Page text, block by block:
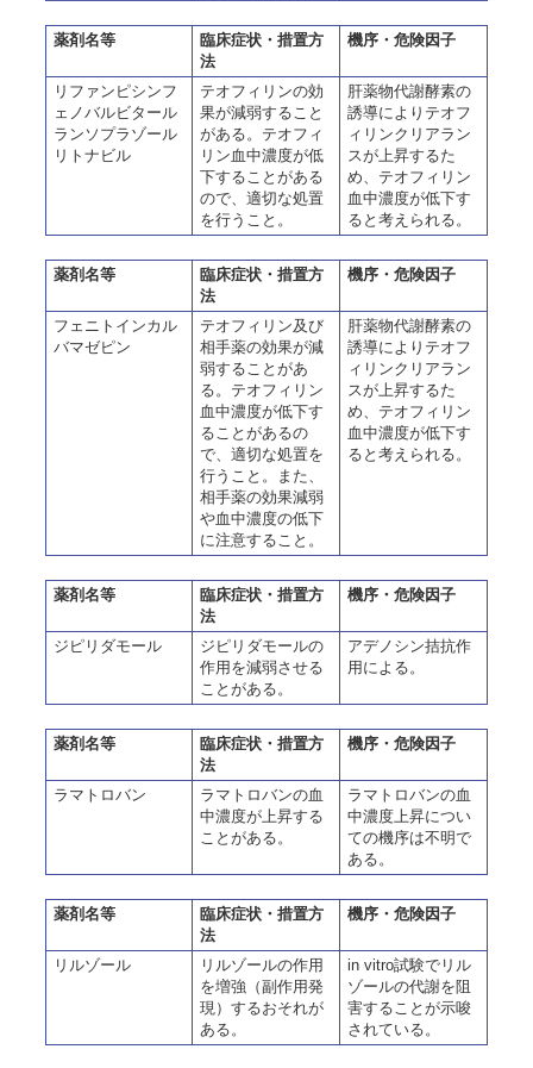
薬剤名等
臨床症状・措置方
法
機序・危険因子
リファンピシンフ
ェノバルビタール
ランソプラゾール
リトナビル
テオフィリンの効
果が減弱すること
がある。テオフィ
リン血中濃度が低
下することがある
ので、適切な処置
を行うこと。
肝薬物代謝酵素の
誘導によりテオフ
ィリンクリアラン
スが上昇するた
め、テオフィリン
血中濃度が低下す
ると考えられる。
薬剤名等
臨床症状・措置方
法
機序・危険因子
フェニトインカル
バマゼピン
テオフィリン及び
相手薬の効果が減
弱することがあ
る。テオフィリン
血中濃度が低下す
ることがあるの
で、適切な処置を
行うこと。また、
相手薬の効果減弱
や血中濃度の低下
に注意すること。
肝薬物代謝酵素の
誘導によりテオフ
ィリンクリアラン
スが上昇するた
め、テオフィリン
血中濃度が低下す
ると考えられる。
薬剤名等
臨床症状・措置方
法
機序・危険因子
ジピリダモール
ジピリダモールの
作用を減弱させる
ことがある。
アデノシン拮抗作
用による。
薬剤名等
臨床症状・措置方
法
機序・危険因子
ラマトロバン
ラマトロバンの血
中濃度が上昇する
ことがある。
ラマトロバンの血
中濃度上昇につい
ての機序は不明で
ある。
薬剤名等
臨床症状・措置方
法
機序・危険因子
リルゾール
リルゾールの作用
を増強（副作用発
現）するおそれが
ある。
in vitro試験でリル
ゾールの代謝を阻
害することが示唆
されている。